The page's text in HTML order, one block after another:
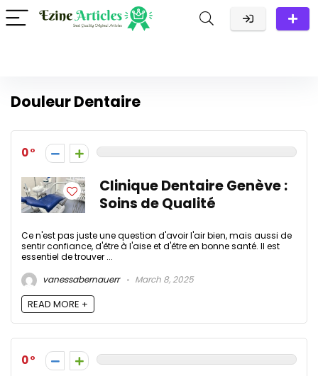
Douleur Dentaire
0
Clinique Dentaire Genève :
Soins de Qualité
Ce n'est pas juste une question d'avoir l'air bien, mais aussi de
sentir confiance, d'être à l'aise et d'être en bonne santé. Il est
essentiel de trouver ...
vanessabernauerr
March 8, 2025
READ MORE +
0